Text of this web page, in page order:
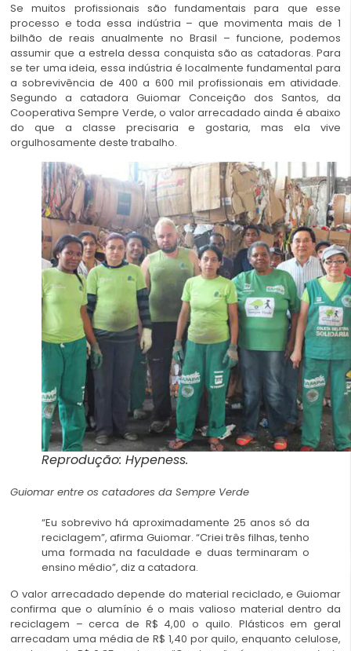
Se muitos profissionais são fundamentais para que esse
processo e toda essa indústria – que movimenta mais de 1
bilhão de reais anualmente no Brasil – funcione, podemos
assumir que a estrela dessa conquista são as catadoras. Para
se ter uma ideia, essa indústria é localmente fundamental para
a sobrevivência de 400 a 600 mil profissionais em atividade.
Segundo a catadora Guiomar Conceição dos Santos, da
Cooperativa Sempre Verde, o valor arrecadado ainda é abaixo
do que a classe precisaria e gostaria, mas ela vive
orgulhosamente deste trabalho.
Reprodução: Hypeness.
Guiomar entre os catadores da Sempre Verde
“Eu sobrevivo há aproximadamente 25 anos só da
reciclagem”, afirma Guiomar. “Criei três filhas, tenho
uma formada na faculdade e duas terminaram o
ensino médio”, diz a catadora.
O valor arrecadado depende do material reciclado, e Guiomar
confirma que o alumínio é o mais valioso material dentro da
reciclagem – cerca de R$ 4,00 o quilo. Plásticos em geral
arrecadam uma média de R$ 1,40 por quilo, enquanto celulose,